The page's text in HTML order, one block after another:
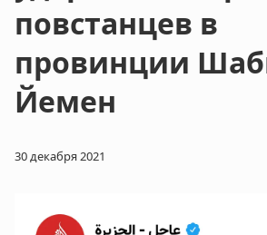
повстанцев в
провинции
Йемен
30 декабря 2021